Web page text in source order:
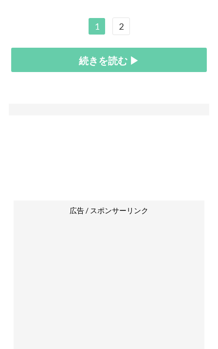
1 2
続きを読む ▶
広告 / スポンサーリンク